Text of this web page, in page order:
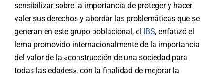
sensibilizar sobre la importancia de proteger y hacer
valer sus derechos y abordar las problemáticas que se
generan en este grupo poblacional, el IBS, enfatizó el
lema promovido internacionalmente de la importancia
del valor de la «construcción de una sociedad para
todas las edades», con la finalidad de mejorar la